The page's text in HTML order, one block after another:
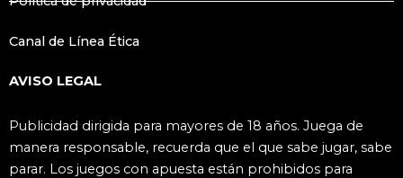
Canal de Línea Ética
AVISO LEGAL
Publicidad dirigida para mayores de 18 años. Juega de
manera responsable, recuerda que el que sabe jugar, sabe
parar. Los juegos con apuesta están prohibidos para